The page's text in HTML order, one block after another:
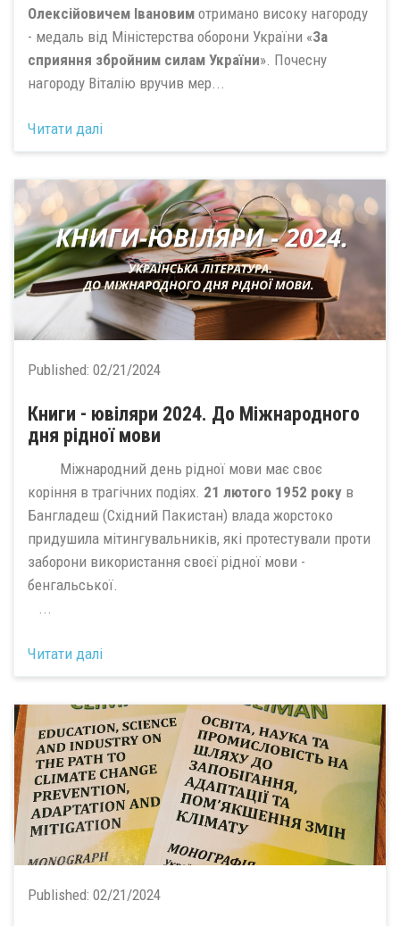
Олексійовичем Івановим отримано високу нагороду
- медаль від Міністерства оборони України «За
сприяння збройним силам України». Почесну
нагороду Віталію вручив мер...
Читати далі
Published: 02/21/2024
Книги - ювіляри 2024. До Міжнародного
дня рідної мови
Міжнародний день рідної мови має своє
коріння в трагічних подіях. 21 лютого 1952 року в
Бангладеш (Східний Пакистан) влада жорстоко
придушила мітингувальників, які протестували проти
заборони використання своєї рідної мови -
бенгальської.
...
Читати далі
Published: 02/21/2024